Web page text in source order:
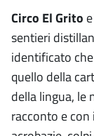
Circo El Grito e
sentieri
identificato
quello della
della lingua, le
racconto e con